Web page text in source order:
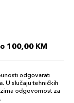
89,00 KM
71,20 KM
+7 PLAZA cvjetića
100,00 KM
odgovarati
U slučaju tehničkih
odgovornost za